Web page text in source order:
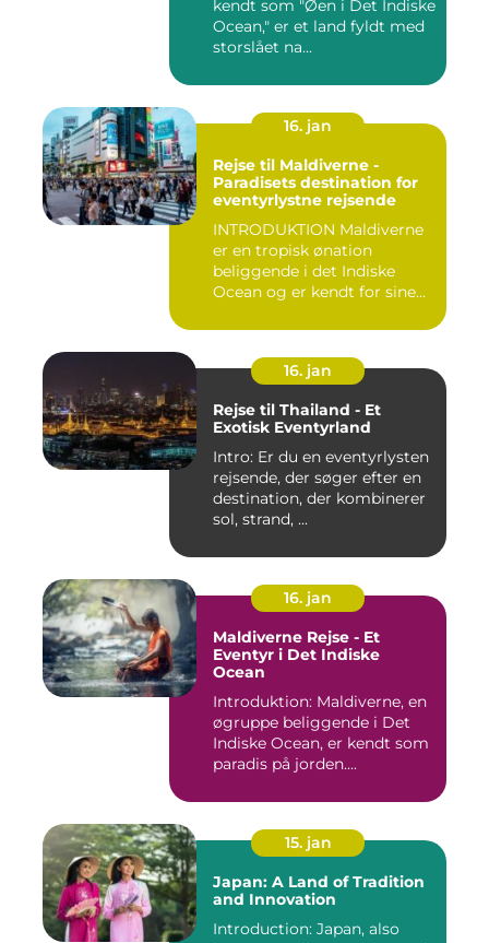
kendt som "Øen i Det Indiske
Ocean," er et land fyldt med
storslået na...
16. jan
Rejse til Maldiverne -
Paradisets destination for
eventyrlystne rejsende
INTRODUKTION Maldiverne
er en tropisk ønation
beliggende i det Indiske
Ocean og er kendt for sine
16. jan
Rejse til Thailand - Et
Exotisk Eventyrland
Intro: Er du en eventyrlysten
rejsende, der søger efter en
destination, der kombinerer
sol, strand, ...
16. jan
Maldiverne Rejse - Et
Eventyr i Det Indiske
Ocean
Introduktion: Maldiverne, en
øgruppe beliggende i Det
Indiske Ocean, er kendt som
paradis på jorden....
15. jan
Japan: A Land of Tradition
and Innovation
Introduction: Japan, also